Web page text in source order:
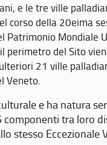
e le tre ville
corso della 20eima
Patrimonio Mondiale
perimetro del Sito
21 ville
Veneto.
e ha natura
componenti tra loro
stesso Eccezionale